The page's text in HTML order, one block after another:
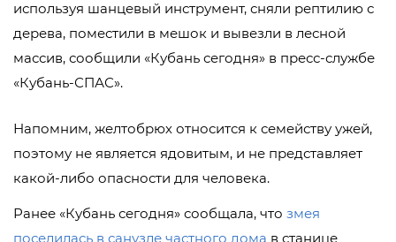
используя шанцевый инструмент, сняли рептилию с
дерева, поместили в мешок и вывезли в лесной
массив, сообщили «Кубань сегодня» в пресс-службе
«Кубань-СПАС».
Напомним, желтобрюх относится к семейству ужей,
поэтому не является ядовитым, и не представляет
какой-либо опасности для человека.
Ранее «Кубань сегодня» сообщала, что змея
поселилась в санузле частного дома в станице